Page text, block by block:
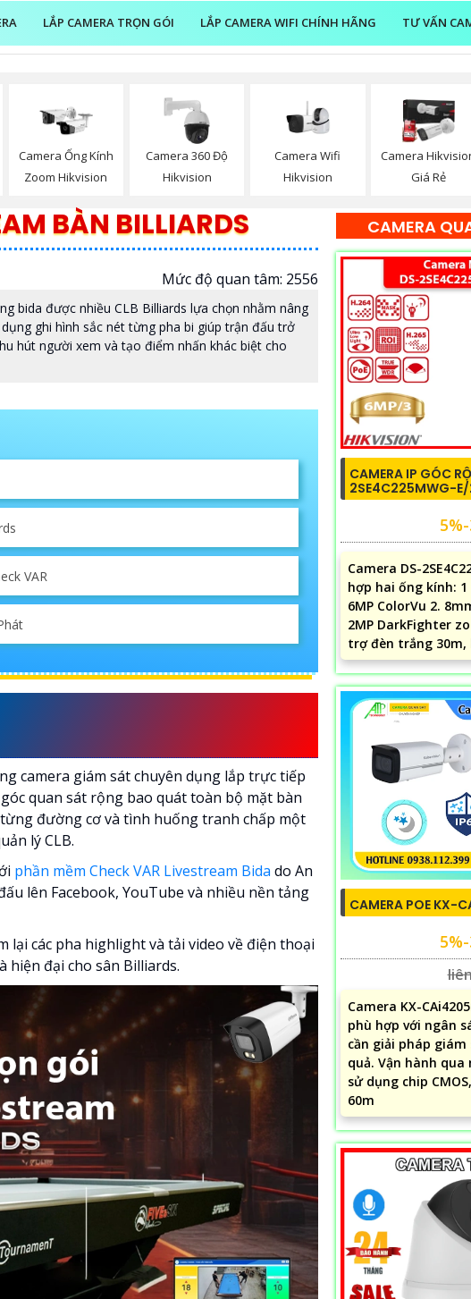
LẮP CAMERA TRỌN GÓI LẮP CAMERA WIFI CHÍNH HÃNG TƯ VẤN
Camera Ống Kính
Zoom Hikvision
Camera 360 Độ
Hikvision
Camera Wifi
Hikvision
Camera
Giá Rẻ
BÀN BILLIARDS
Mức độ quan tâm: 2556
bida được nhiều CLB Billiards lựa chọn nhằm nâng
ghi hình sắc nét từng pha bi giúp trận đấu trở
hút người xem và tạo điểm nhấn khác biệt cho
VAR
camera giám sát chuyên dụng lắp trực tiếp
quan sát rộng bao quát toàn bộ mặt bàn
đường cơ và tình huống tranh chấp một
lý CLB.
phần mềm Check VAR Livestream Bida do An
lên Facebook, YouTube và nhiều nền tảng
lại các pha highlight và tải video về điện thoại
hiện đại cho sân Billiards.
CAMERA
CAMERA IP GÓC
2SE4C225MWG-
Camera DS-
hợp hai ống kính:
6MP ColorVu 2.
2MP DarkFighter
trợ đèn trắng 30m,
CAMERA POE KX-
Camera KX-
phù hợp với ngân
cần giải pháp
quả. Vận hành qua
sử dụng chip
60m